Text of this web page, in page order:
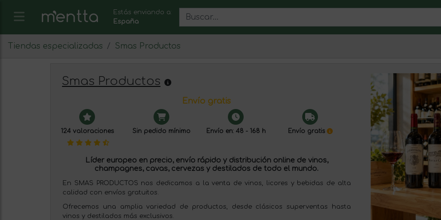
Estás enviando a:
España
Tiendas especializadas Smas Productos
Smas Productos
Envío gratis
124 valoraciones Sin pedido mínimo Envío en: 48 - 168 h Envío gratis
Líder europeo en precio, envío rápido y distribución online de vinos,
champagnes, cavas, cervezas y destilados de todo el mundo.
En SMAS PRODUCTOS nos dedicamos a la venta de vinos, licores y bebidas de alta
calidad con envíos gratuitos.
Ofrecemos una amplia variedad de productos, desde clásicos superventas hasta
vinos y destilados más exclusivos.